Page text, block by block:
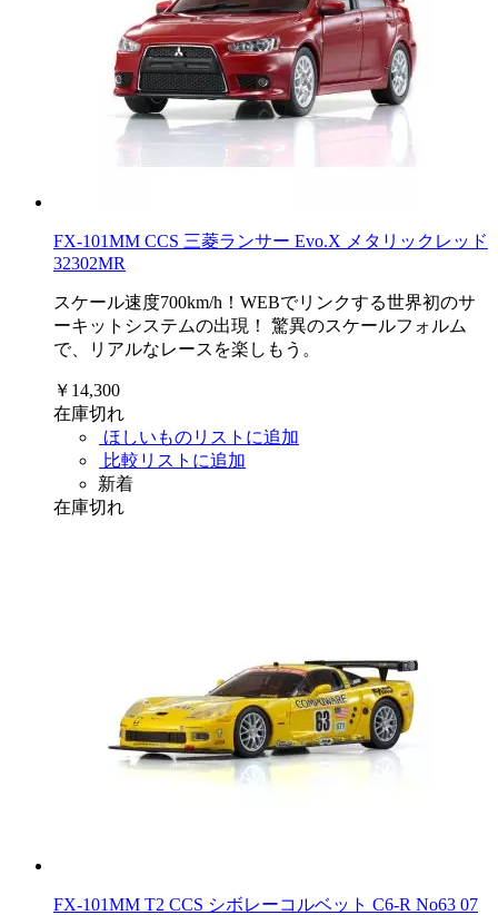
FX-101MM CCS 三菱ランサー Evo.X メタリックレッド
32302MR
スケール速度700km/h！WEBでリンクする世界初のサ
ーキットシステムの出現！ 驚異のスケールフォルム
で、リアルなレースを楽しもう。
￥14,300
在庫切れ
ほしいものリストに追加
比較リストに追加
新着
在庫切れ
FX-101MM T2 CCS シボレーコルベット C6-R No63 07